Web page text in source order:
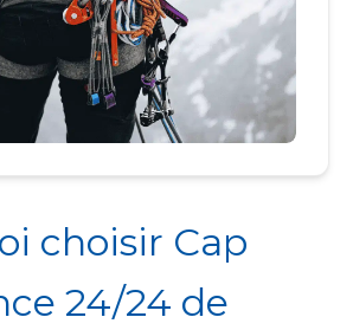
choisir Cap
24/24 de